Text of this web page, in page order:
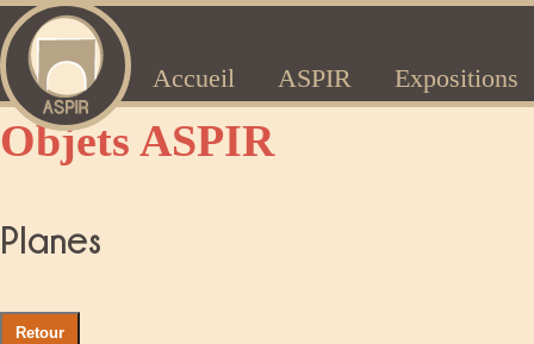
Accueil ASPIR Expositions
Objets ASPIR
Planes